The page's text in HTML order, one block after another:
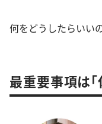
何をどうしたらいい
最重要事項は「